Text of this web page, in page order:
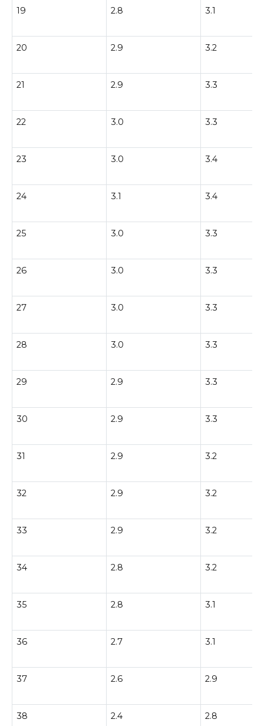
19 2.8 3.1
20 2.9 3.2
21 2.9 3.3
22 3.0 3.3
23 3.0 3.4
24 3.1 3.4
25 3.0 3.3
26 3.0 3.3
27 3.0 3.3
28 3.0 3.3
29 2.9 3.3
30 2.9 3.3
31 2.9 3.2
32 2.9 3.2
33 2.9 3.2
34 2.8 3.2
35 2.8 3.1
36 2.7 3.1
37 2.6 2.9
38 2.4 2.8